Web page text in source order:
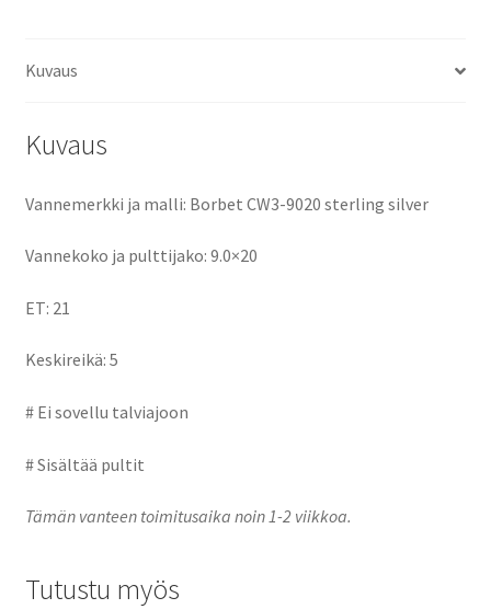
o
Kuvaus
Kuvaus
Vannemerkki ja malli: Borbet CW3-9020 sterling silver
Vannekoko ja pulttijako: 9.0×20
ET: 21
Keskireikä: 5
# Ei sovellu talviajoon
# Sisältää pultit
Tämän vanteen toimitusaika noin 1-2 viikkoa.
Tutustu myös